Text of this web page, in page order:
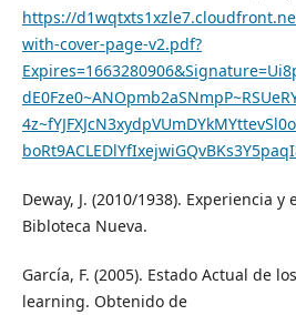
https://
with-cover-page-v2.pdf?
Deway, J. (2010/1938). Experiencia
Bibloteca Nueva.
García, F. (2005). Estado Actual de
learning. Obtenido de